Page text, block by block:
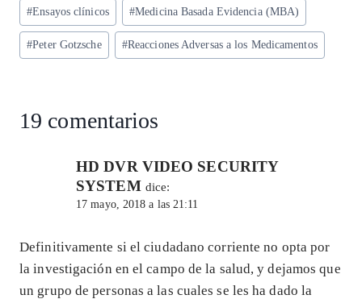
p
p
m o
k
n
la
entrada:
#Ensayos clínicos #Medicina Basada Evidencia (MBA)
#Peter Gotzsche #Reacciones Adversas a los Medicamentos
19 comentarios
HD DVR VIDEO SECURITY
SYSTEM dice:
17 mayo, 2018 a las 21:11
Definitivamente si el ciudadano corriente no opta por
la investigación en el campo de la salud, y dejamos que
un grupo de personas a las cuales se les ha dado la